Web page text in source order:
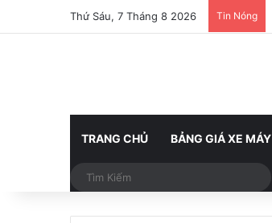
Thứ Sáu, 7 Tháng 8 2026 Tin Nóng
TRANG CHỦ BẢNG GIÁ XE MÁY